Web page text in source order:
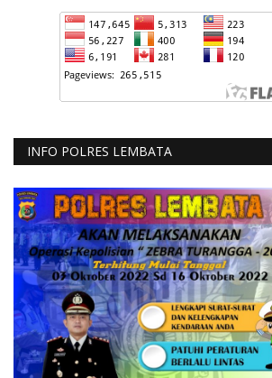
INFO POLRES LEMBATA